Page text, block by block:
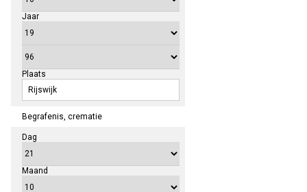
Jaar
Plaats
Begrafenis, crematie
Dag
Maand